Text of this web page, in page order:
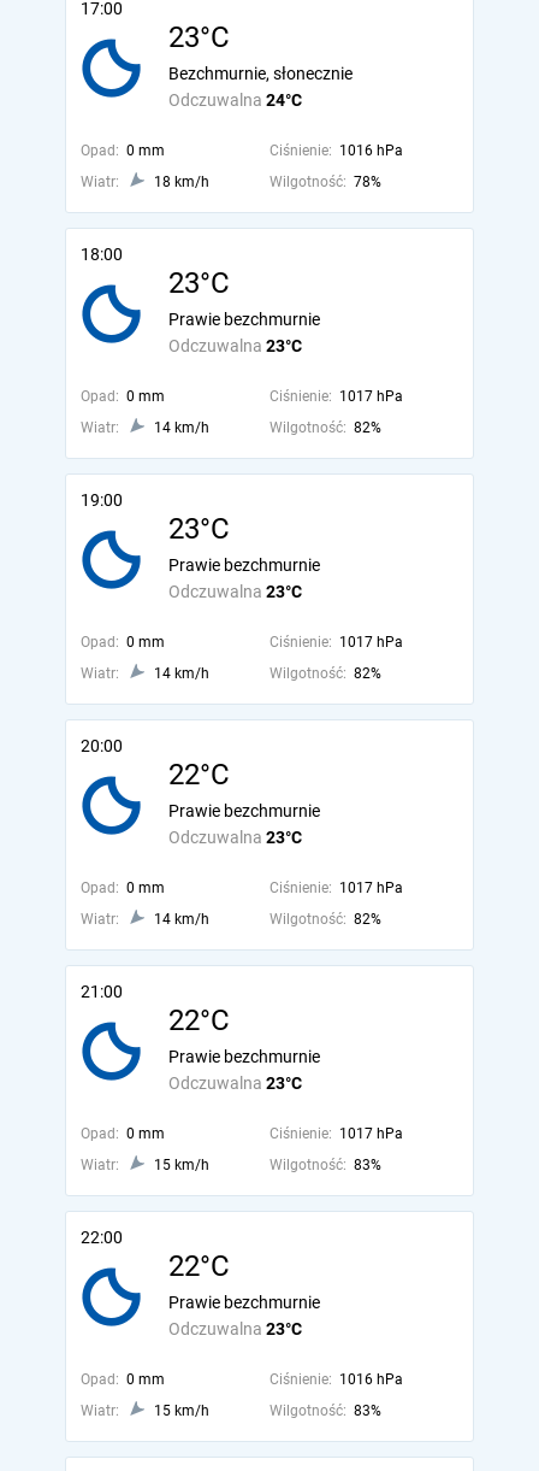
17:00
23°C
Odczuwalna 24°C
Bezchmurnie, słonecznie
Opad: 0 mm Ciśnienie: 1016 hPa
Wiatr:
18 km/h Wilgotność: 78%
18:00
23°C
Odczuwalna 23°C
Prawie bezchmurnie
Opad: 0 mm Ciśnienie: 1017 hPa
Wiatr:
14 km/h Wilgotność: 82%
19:00
23°C
Odczuwalna 23°C
Prawie bezchmurnie
Opad: 0 mm Ciśnienie: 1017 hPa
Wiatr:
14 km/h Wilgotność: 82%
20:00
22°C
Odczuwalna 23°C
Prawie bezchmurnie
Opad: 0 mm Ciśnienie: 1017 hPa
Wiatr:
14 km/h Wilgotność: 82%
21:00
22°C
Odczuwalna 23°C
Prawie bezchmurnie
Opad: 0 mm Ciśnienie: 1017 hPa
Wiatr:
15 km/h Wilgotność: 83%
22:00
22°C
Odczuwalna 23°C
Prawie bezchmurnie
Opad: 0 mm Ciśnienie: 1016 hPa
Wiatr:
15 km/h Wilgotność: 83%